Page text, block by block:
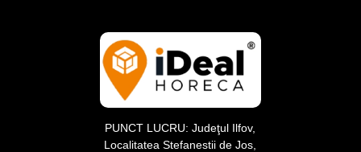
PUNCT LUCRU: Judeţul Ilfov,
Localitatea Stefanestii de Jos,